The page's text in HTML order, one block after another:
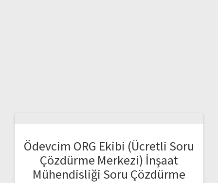
Ödevcim ORG Ekibi (Ücretli Soru
Çözdürme Merkezi) İnşaat
Mühendisliği Soru Çözdürme